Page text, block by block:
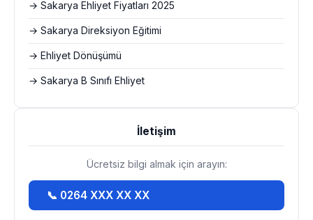
→ Sakarya Ehliyet Fiyatları 2025
→ Sakarya Direksiyon Eğitimi
→ Ehliyet Dönüşümü
→ Sakarya B Sınıfı Ehliyet
İletişim
Ücretsiz bilgi almak için arayın:
📞 0264 XXX XX XX